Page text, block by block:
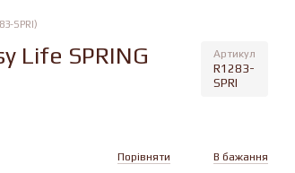
SPRI)
Life SPRING
Артикул
R1283-
SPRI
Порівняти В бажання